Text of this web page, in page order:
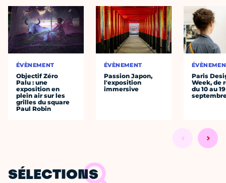
ÉVÈNEMENT
Objectif Zéro
Palu : une
exposition en
plein air sur les
grilles du square
Paul Robin
ÉVÈNEMENT
Passion Japon,
l'exposition
immersive
Paris
Week, de
du 10 au 19
SÉLECTIONS